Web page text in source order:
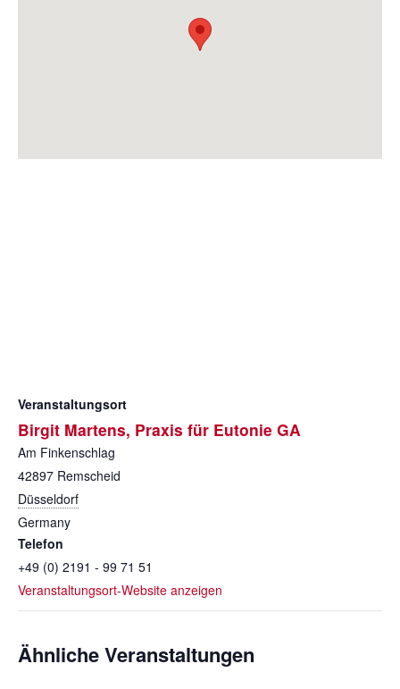
Veranstaltungsort
Birgit Martens, Praxis für Eutonie GA
Am Finkenschlag
42897 Remscheid
Düsseldorf
Germany
Telefon
+49 (0) 2191 - 99 71 51
Veranstaltungsort-Website anzeigen
Ähnliche Veranstaltungen